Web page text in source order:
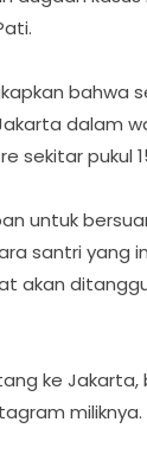
bahwa
dalam
pukul
untuk
santri yang
akan
ke
miliknya.